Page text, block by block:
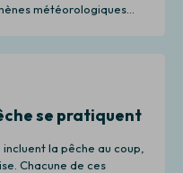
météorologiques
se pratiquent
la pêche au coup,
Chacune de ces